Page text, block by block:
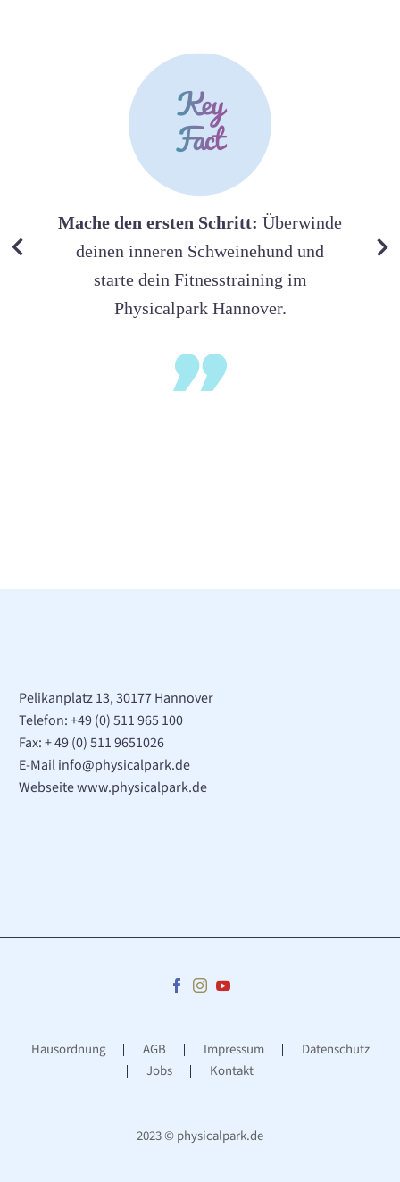
Mache den ersten Schritt: Überwinde
deinen inneren Schweinehund und
starte dein Fitnesstraining im
Physicalpark Hannover.
Pelikanplatz 13, 30177 Hannover
Telefon:+49 (0) 511 965 100
Fax: + 49 (0) 511 9651026
E-Mailinfo@physicalpark.de
Webseite www.physicalpark.de
Hausordnung AGB Impressum
Datenschutz
Jobs
Kontakt
2023 © physicalpark.de